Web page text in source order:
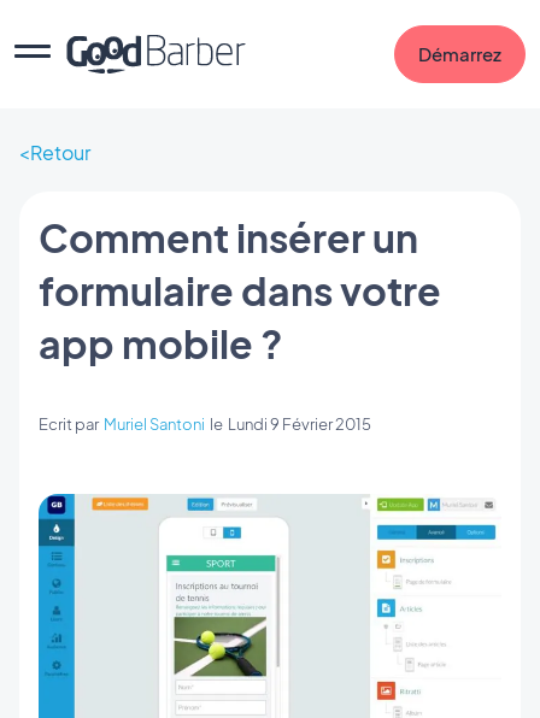
Démarrez
Retour
Comment insérer un
formulaire dans votre
app mobile ?
Ecrit par Muriel Santoni le Lundi 9 Février 2015